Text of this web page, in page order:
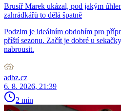
Brusíř Marek ukázal, pod jakým
zahrádkářů to dělá špatně
Podzim je ideálním obdobím pro
příští sezonu. Začít je dobré u
nabrousit.
adbz.cz
6. 8. 2026, 21:39
2 min